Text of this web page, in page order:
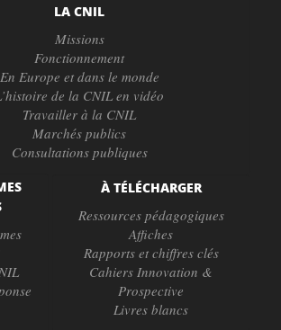
LA CNIL
Missions
Fonctionnement
En Europe et dans le monde
de la CNIL en vidéo
Travailler à la CNIL
Marchés publics
Consultations publiques
À TÉLÉCHARGER
Ressources pédagogiques
Affiches
Rapports et chiffres clés
Cahiers Innovation &
Prospective
Livres blancs